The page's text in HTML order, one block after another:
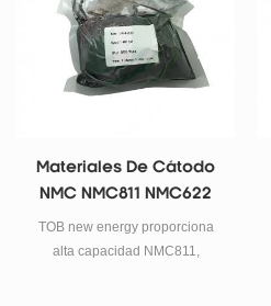
Materiales De Cátodo
NMC NMC811 NMC622
NMC532 NMC111 Polvo
TOB new energy proporciona
alta capacidad NMC811,